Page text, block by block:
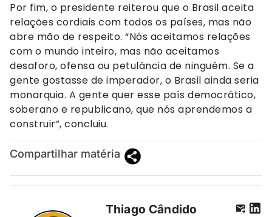
Por fim, o presidente reiterou que o Brasil aceita
relações cordiais com todos os países, mas não
abre mão de respeito. “Nós aceitamos relações
com o mundo inteiro, mas não aceitamos
desaforo, ofensa ou petulância de ninguém. Se a
gente gostasse de imperador, o Brasil ainda seria
monarquia. A gente quer esse país democrático,
soberano e republicano, que nós aprendemos a
construir”, concluiu.
Compartilhar matéria
Thiago Cândido